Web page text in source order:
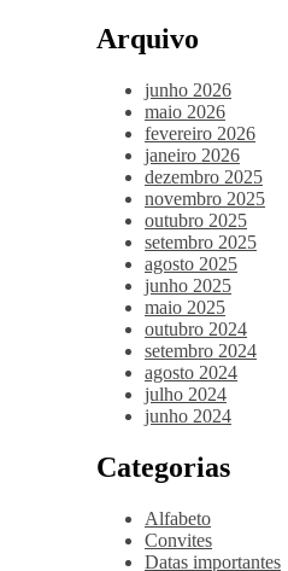
Arquivo
junho 2026
maio 2026
fevereiro 2026
janeiro 2026
dezembro 2025
novembro 2025
outubro 2025
setembro 2025
agosto 2025
junho 2025
maio 2025
outubro 2024
setembro 2024
agosto 2024
julho 2024
junho 2024
Categorias
Alfabeto
Convites
Datas importantes